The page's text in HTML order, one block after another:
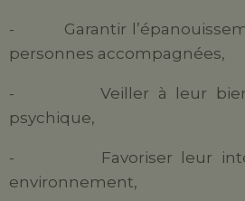
- Garantir
personnes accompagnées,
- Veiller à leur bien-
psychique,
- Favoriser leur
environnement,